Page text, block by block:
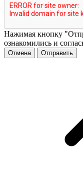
Нажимая кнопку
ознакомились и
Отмена Отправить